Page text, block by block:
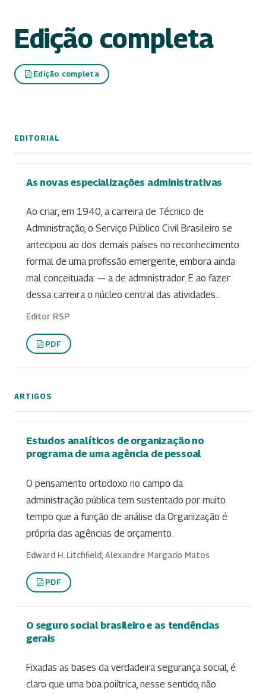
Edição completa
Edição completa
EDITORIAL
As novas especializações administrativas
Ao criar, em 1940, a carreira de Técnico de
Administração, o Serviço Público Civil Brasileiro se
antecipou ao dos demais países no reconhecimento
formal de uma profissão emergente, embora ainda
mal conceituada: — a de administrador. E ao fazer
dessa carreira o núcleo central das atividades...
Editor RSP
PDF
ARTIGOS
Estudos analíticos de organização no
programa de uma agência de pessoal
O pensamento ortodoxo no campo da
administração pública tem sustentado por muito
tempo que a função de análise da Organização é
própria das agências de orçamento.
Edward H. Litchfield, Alexandre Margado Matos
PDF
O seguro social brasileiro e as tendências
gerais
Fixadas as bases da verdadeira segurança social, é
claro que uma boa poiítrica, nesse sentido, não